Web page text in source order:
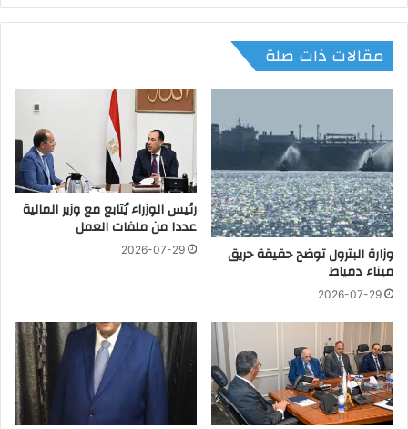
ا
ل
ص
ا
ب
ب
م
ت
ش
ف
ى
ل
ف
ي
و
ل
ر
س
ا
ل
ف
ر
س
إ
ل
ى
م
ص
ر
مقالات ذات صلة
وزارة البترول توضح حقيقة حريق
ميناء دمياط
2026-07-29
رئيس الوزراء يُتابع مع وزير المالية
عددا من ملفات العمل
2026-07-29